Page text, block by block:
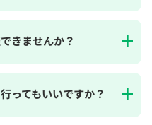
きませんか？
ってもいいですか？